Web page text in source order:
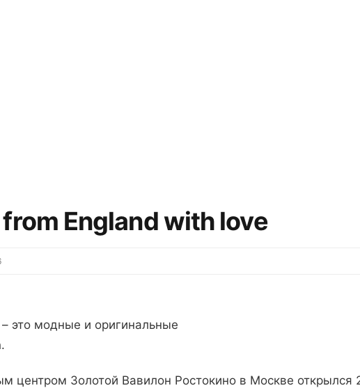
England with love
это модные и оригинальные
центром Золотой Вавилон Ростокино в Москве открылся